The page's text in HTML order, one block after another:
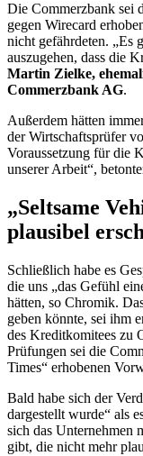
Die Commerzbank sei
gegen Wirecard
nicht gefährdeten. „Es
auszugehen, dass die
Martin Zielke,
Commerzbank AG.
Außerdem hätten
der Wirtschaftsprüfer
Voraussetzung für die
unserer Arbeit“,
„Seltsame
plausibel
Schließlich habe es
die uns „das Gefühl
hätten, so Chromik.
geben könnte, sei ihm
des Kreditkomitees zu
Prüfungen sei die
Times“ erhobenen
Bald habe sich der
dargestellt wurde“ als
sich das Unternehmen
gibt, die nicht mehr